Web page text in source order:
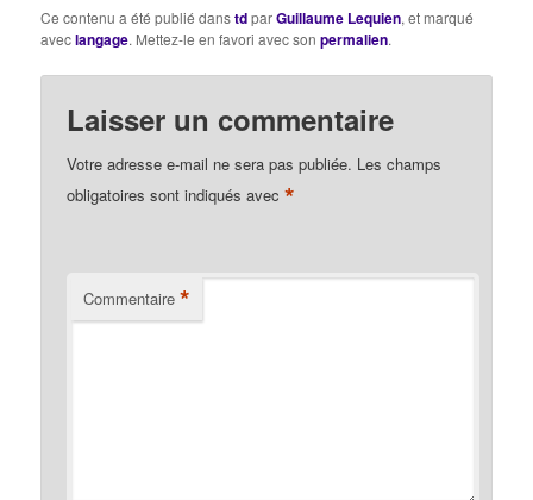
Ce contenu a été publié danstdparGuillaume Lequien, et marqué
aveclangage. Mettez-le en favori avec sonpermalien.
Laisser un commentaire
Votre adresse e-mail ne sera pas publiée. Les champs
obligatoires sont indiqués avec*
Commentaire *